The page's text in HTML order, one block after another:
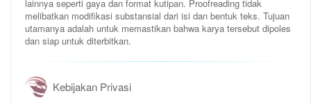
lainnya seperti gaya dan format kutipan. Proofreading tidak
melibatkan modifikasi substansial dari isi dan bentuk teks. Tujuan
utamanya adalah untuk memastikan bahwa karya tersebut dipoles
dan siap untuk diterbitkan.
Kebijakan Privasi